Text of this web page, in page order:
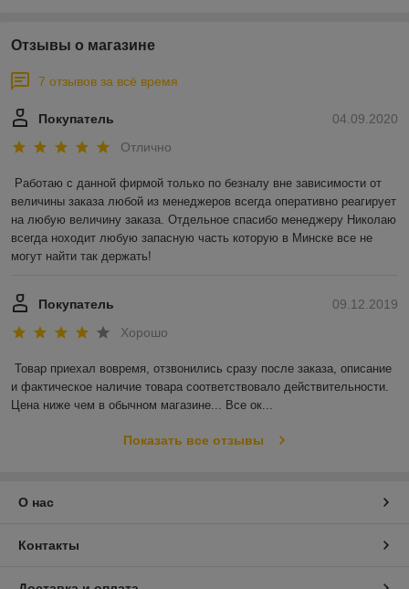
Отзывы о магазине
7 отзывов за всё время
04.09.2020
Покупатель
Отлично
Работаю с данной фирмой только по безналу вне зависимости от
величины заказа любой из менеджеров всегда оперативно реагирует
на любую величину заказа. Отдельное спасибо менеджеру Николаю
всегда ноходит любую запасную часть которую в Минске все не
могут найти так держать!
09.12.2019
Покупатель
Хорошо
Товар приехал вовремя, отзвонились сразу после заказа, описание
и фактическое наличие товара соответствовало действительности.
Цена ниже чем в обычном магазине... Все ок...
Показать все отзывы
О нас
Контакты